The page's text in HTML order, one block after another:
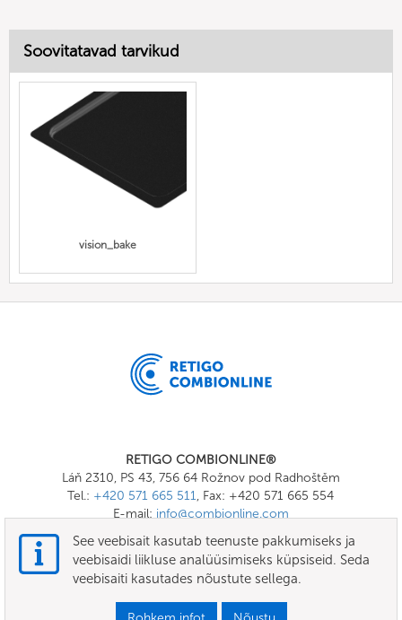
Soovitatavad tarvikud
vision_bake
RETIGO COMBIONLINE®
Láň 2310, PS 43, 756 64 Rožnov pod Radhoštěm
Tel.: +420 571 665 511, Fax: +420 571 665 554
E-mail: info@combionline.com
OnlineMenu
TINGIMUSED
See veebisait kasutab teenuste pakkumiseks ja
veebisaidi liikluse analüüsimiseks küpsiseid. Seda
veebisaiti kasutades nõustute sellega.